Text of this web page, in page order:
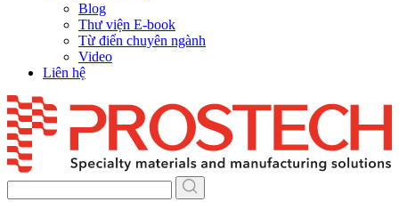
Blog
Thư viện E-book
Từ điển chuyên ngành
Video
Liên hệ
Skip
to
content